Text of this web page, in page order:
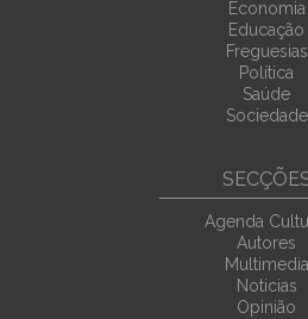
Economia
Educação
Freguesias
Política
Saúde
Sociedade
Agenda
Autores
Multimedia
Noticias
Opinião